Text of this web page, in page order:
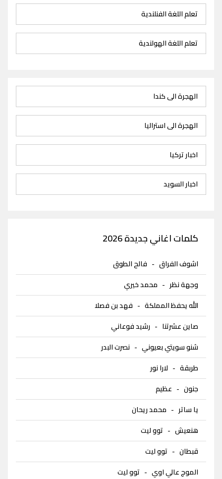
تعلم اللغة الفنلندية
تعلم اللغة الهولندية
الهجرة الى كندا
الهجرة الى استراليا
اخبار تركيا
اخبار السويد
كلمات اغاني جديدة 2026
اشوف الفراق - فالح الطوق
وجهة نظر - محمد خيري
الله يحفظ المملكة - فهد بن فصلا
صاين عشرتنا - رشيد فوعاني
شنو سويتي بعيوني - نصرت البدر
طربقة - لارا نور
جنون - عظيم
يا ساتر - محمد ريحان
هنعيش - توو ليت
قبطان - توو ليت
الموج عالي اوي - توو ليت